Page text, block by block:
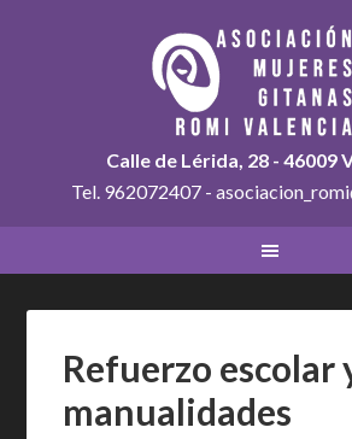
Calle de Lérida, 28 - 46009
Tel. 962072407 -
Refuerzo escolar
manualidades